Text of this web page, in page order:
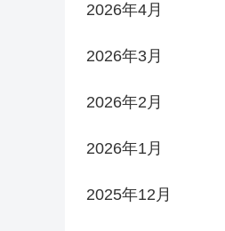
2026年4月
2026年3月
2026年2月
2026年1月
2025年12月